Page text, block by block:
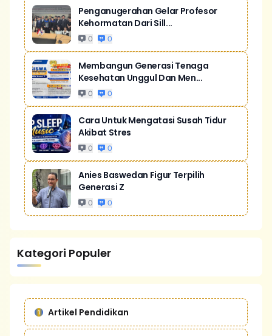
Penganugerahan Gelar Profesor
Kehormatan Dari Sill...
0 0
Membangun Generasi Tenaga
Kesehatan Unggul Dan Men...
0 0
Cara Untuk Mengatasi Susah Tidur
Akibat Stres
0 0
Anies Baswedan Figur Terpilih
Generasi Z
0 0
Kategori Populer
Artikel Pendidikan